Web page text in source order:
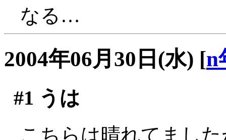
なる…
2004年06月30日(水) [n
#1 うは
こちらは晴れてまし